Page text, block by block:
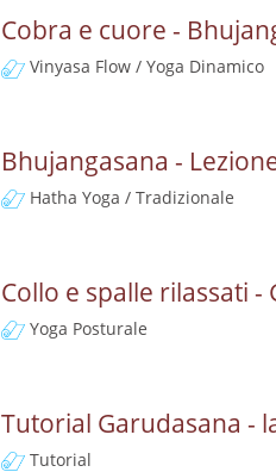
Cobra e cuore -
Vinyasa Flow / Yoga Dinamico
Bhujangasana -
Hatha Yoga / Tradizionale
Collo e spalle rilassati
Yoga Posturale
Tutorial Garudasana -
Tutorial